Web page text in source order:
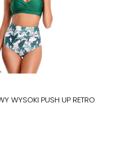
WYSOKI PUSH UP RETRO